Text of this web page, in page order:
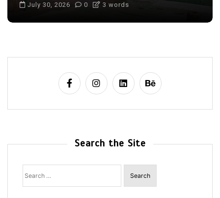
July 30, 2026 0 3 words
Search the Site
Search
for: